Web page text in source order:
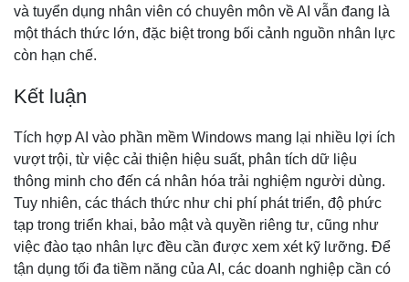
và tuyển dụng nhân viên có chuyên môn về AI vẫn đang là
một thách thức lớn, đặc biệt trong bối cảnh nguồn nhân lực
còn hạn chế.
Kết luận
Tích hợp AI vào phần mềm Windows mang lại nhiều lợi ích
vượt trội, từ việc cải thiện hiệu suất, phân tích dữ liệu
thông minh cho đến cá nhân hóa trải nghiệm người dùng.
Tuy nhiên, các thách thức như chi phí phát triển, độ phức
tạp trong triển khai, bảo mật và quyền riêng tư, cũng như
việc đào tạo nhân lực đều cần được xem xét kỹ lưỡng. Để
tận dụng tối đa tiềm năng của AI, các doanh nghiệp cần có